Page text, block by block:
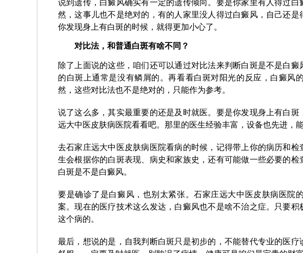
说到遗传，白癜风确实有一定的遗传倾向。要是你家里有人得过
然，这事儿也不是绝对的，有的人家里没人得过白癜风，自己还
你发现身上有白斑的时候，就得更加小心了。
对比法，和普通白斑有啥不同？
除了上面说的这些，咱们还可以通过对比法来判断白斑是不是白
的白斑上通常是没有鳞屑的。再看看白斑对阳光的反应，白癜风
然，这些对比法也不是绝对的，只能作为参考。
说了这么多，其实最重要的还是及时就医。要是你发现身上有白
远大中医皮肤病医院看看吧。那里的医生经验丰富，设备也先进，
去石家庄远大中医皮肤病医院看病的时候，记得带上你的病历和
生会根据你的白斑表现、病史和家族史，还有可能做一些必要的
白斑是不是白癜风。
要是确诊了是白癜风，也别太紧张。石家庄远大中医皮肤病医院
案。现在的医疗技术这么发达，白癜风也不是啥不治之症。只要
这个病的。
最后，想说的是，自我判断白斑只是初步的，不能替代专业的医